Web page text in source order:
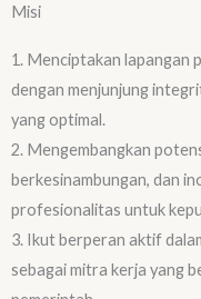
Misi
1. Menciptakan lapangan
dengan menjunjung
yang optimal.
2. Mengembangkan
berkesinambungan, dan
profesionalitas untuk
3. Ikut berperan aktif
sebagai mitra kerja yang